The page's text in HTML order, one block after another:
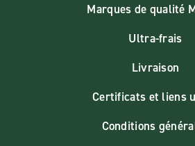
Marques de qualité
Ultra-frais
Livraison
Certificats et liens
Conditions